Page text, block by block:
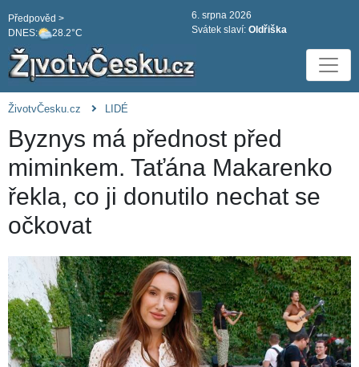
DNES: 28.2°C
Předpověd >
6. srpna 2026
Svátek slaví: Oldřiška
ŽivotvČesku.cz LIDÉ
Byznys má přednost před
miminkem. Taťána Makarenko
řekla, co ji donutilo nechat se
očkovat